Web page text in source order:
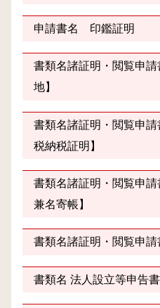
申請書名 印鑑証明
書類名諸証明・閲覧申
地】
書類名諸証明・閲覧申
税納税証明】
書類名諸証明・閲覧申
兼名寄帳】
書類名諸証明・閲覧申請
書類名 法人設立等申告書